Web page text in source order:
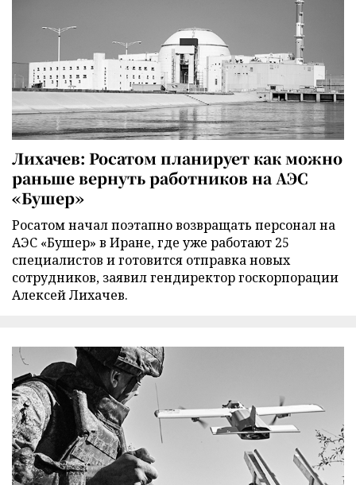
Лихачев: Росатом планирует как можно
раньше вернуть работников на АЭС
«Бушер»
Росатом начал поэтапно возвращать персонал на
АЭС «Бушер» в Иране, где уже работают 25
специалистов и готовится отправка новых
сотрудников, заявил гендиректор госкорпорации
Алексей Лихачев.